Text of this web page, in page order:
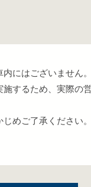
にはございません
するため、実際の
めご了承ください